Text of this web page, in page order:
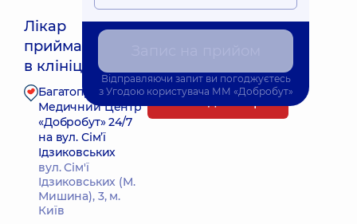
Лікар
приймає
в клініці
Багатопрофільний
Медичний Центр
«Добробут» 24/7
на вул. Сім’ї
Ідзиковських
вул. Сім'ї
Ідзиковських (М.
Мишина), 3, м.
Київ
Запис до лікаря
Відправляючи запит ви погоджуєтесь
з Угодою користувача ММ «Добробут»